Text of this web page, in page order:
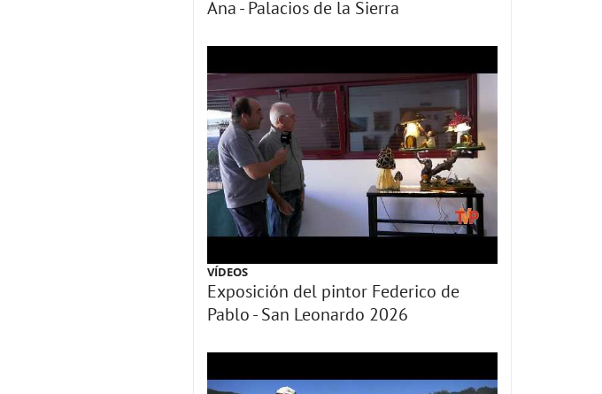
Ana - Palacios de la Sierra
VÍDEOS
Exposición del pintor Federico de
Pablo - San Leonardo 2026